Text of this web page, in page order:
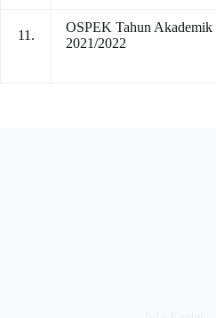
11.
OSPEK Tahun Akademik
2021/2022